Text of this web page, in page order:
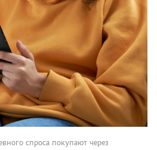
спроса покупают через